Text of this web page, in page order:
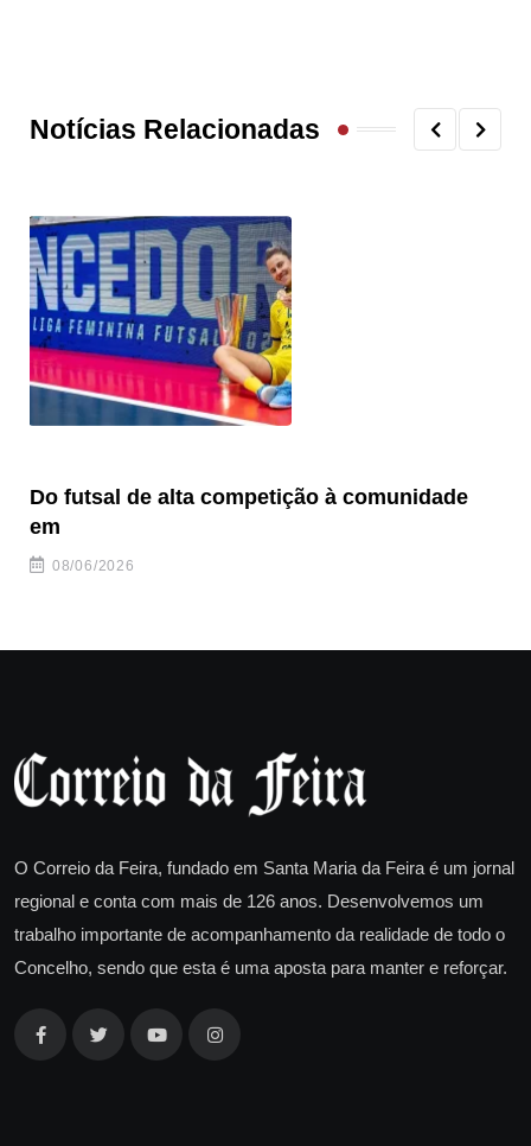
Notícias Relacionadas
Do futsal de alta competição à comunidade
em
08/06/2026
O Correio da Feira, fundado em Santa Maria da Feira é um jornal
regional e conta com mais de 126 anos. Desenvolvemos um
trabalho importante de acompanhamento da realidade de todo o
Concelho, sendo que esta é uma aposta para manter e reforçar.